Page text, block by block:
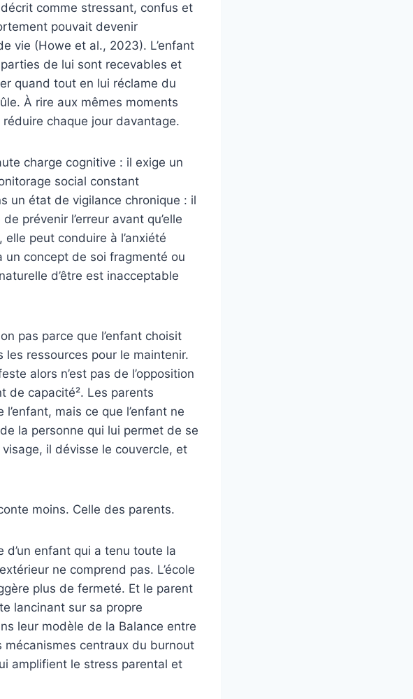
comme stressant, confus et
pouvait devenir
vie (Howe et al., 2023). L’enfant
de lui sont recevables et
quand tout en lui réclame du
À rire aux mêmes moments
réduire chaque jour davantage.
charge cognitive : il exige un
social constant
un état de vigilance chronique : il
prévenir l’erreur avant qu’elle
peut conduire à l’anxiété
un concept de soi fragmenté ou
d’être est inacceptable
pas parce que l’enfant choisit
les ressources pour le maintenir.
alors n’est pas de l’opposition
de capacité². Les parents
mais ce que l’enfant ne
la personne qui lui permet de se
il dévisse le couvercle, et
moins. Celle des parents.
enfant qui a tenu toute la
ne comprend pas. L’école
plus de fermeté. Et le parent
lancinant sur sa propre
leur modèle de la Balance entre
mécanismes centraux du burnout
amplifient le stress parental et